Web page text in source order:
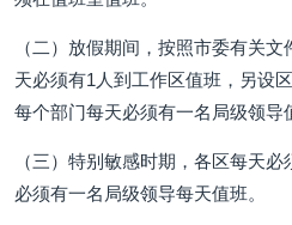
（二）放假期间，按照市委有关
天必须有1人到工作区值班，另设
每个部门每天必须有一名局级领导
（三）特别敏感时期，各区每天
必须有一名局级领导每天值班。